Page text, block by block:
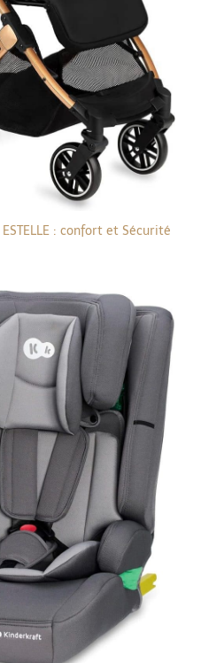
environnement stable et
sûr. 【Conception
pratique】Le coussin
d'assise de cette
poussette est amovible
pour un nettoyage facile.
Au printemps et en été,
retirez le coussin d'assise
pour une meilleure
respirabilité du panier.
En automne et en hiver,
installez le coussin
d'assise pour un panier
réglable, ce qui permet à
bébé de trouver sa
position. Ce parasol
landau bébé est doté
d'un puits de lumière
panoramique, ce qui
vous permet d'observer
et d'interagir avec votre
bébé.
: confort et Sécurité